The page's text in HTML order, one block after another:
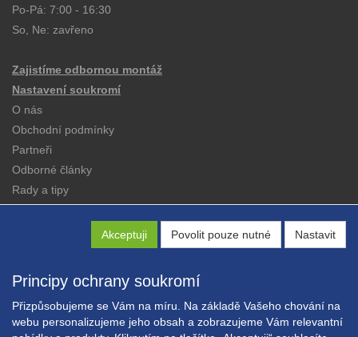
Akceptuji Povolit pouze nutné Nastavit
Principy ochrany soukromí
Přizpůsobujeme se Vám na míru. Na základě Vašeho chování na
webu personalizujeme jeho obsah a zobrazujeme Vám relevantní
Po-Pá: 7:00 - 16:30
So, Ne: zavřeno
Zajistíme odbornou montáž
Nastavení soukromí
O nás
Obchodní podmínky
Partneři
Odborné články
Rady a tipy